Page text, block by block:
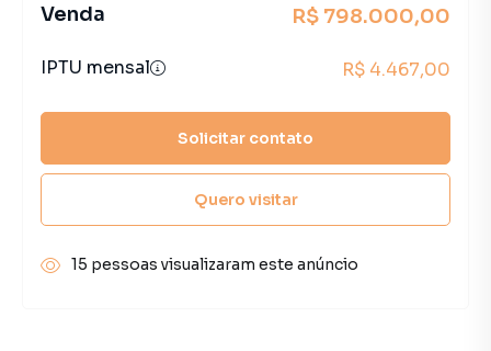
Venda R$ 798.000,00
IPTU mensal R$ 4.467,00
Solicitar contato
Quero visitar
15 pessoas visualizaram este anúncio